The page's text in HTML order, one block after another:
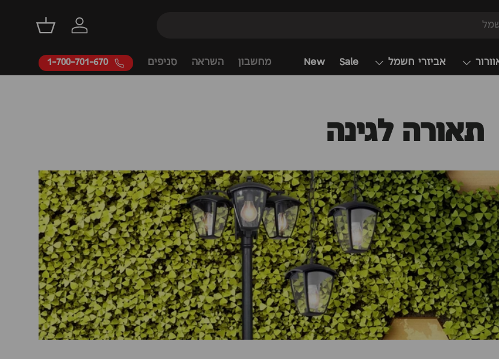
דילוג
התחברותסל קניות
אביזרי חשמל Sale
New מחשבון השראה סניפים 1-700-701-670
תאורה לגינה